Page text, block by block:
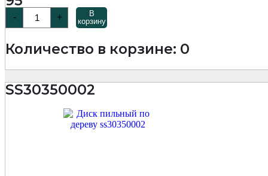
-
товара
SS3031
пильный
дереву
мм
Woodcutter
Professional
+
В
корзину
Количество в корзине: 0
SS30350002